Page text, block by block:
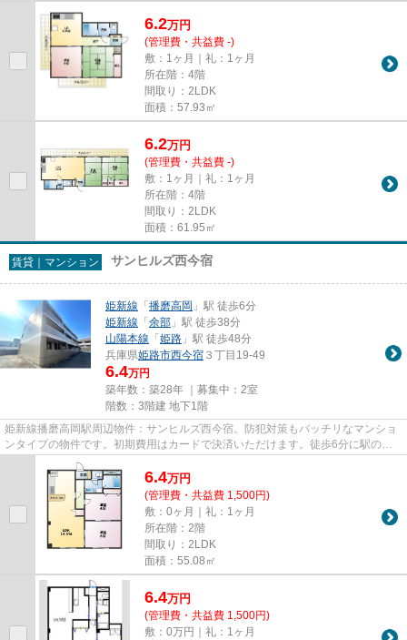
6.2万円
(管理費・共益費 -)
敷：1ヶ月｜礼：1ヶ月
所在階：4階
間取り：2LDK
面積：57.93㎡
6.2万円
(管理費・共益費 -)
敷：1ヶ月｜礼：1ヶ月
所在階：4階
間取り：2LDK
面積：61.95㎡
賃貸｜マンション サンヒルズ西今宿
姫新線 「播磨高岡 」駅 徒歩6分
姫新線 「余部 」駅 徒歩38分
山陽本線 「姫路 」駅 徒歩48分
兵庫県姫路市西今宿 ３丁目19-49
6.4万円
築年数：築28年 ｜募集中： 2室
階数：3階建 地下1階
姫新線播磨高岡駅周辺物件：サンヒルズ西今宿。防犯対策もバッチリなマンショ
ンタイプの物件です。初期費用はカードで決済いただけます。徒歩6分に駅のあ
る、ニーズの高い物件です。当...
6.4万円
(管理費・共益費 1,500円)
敷：0ヶ月｜礼：1ヶ月
所在階：2階
間取り：2LDK
面積：55.08㎡
6.4万円
(管理費・共益費 1,500円)
敷：0万円｜礼：1ヶ月